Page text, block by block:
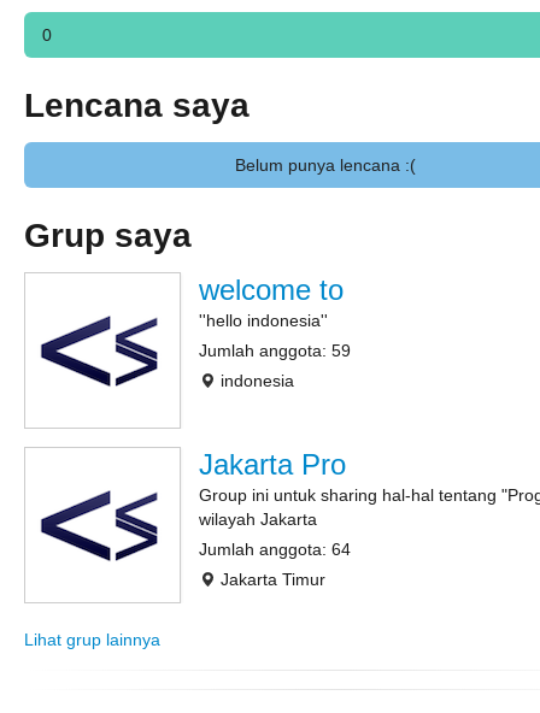
0
Lencana saya
Belum punya lencana :(
Grup saya
welcome to
''hello indonesia''
Jumlah anggota: 59
indonesia
Jakarta Pro
Group ini untuk sharing hal-hal tentang
wilayah Jakarta
Jumlah anggota: 64
Jakarta Timur
Lihat grup lainnya